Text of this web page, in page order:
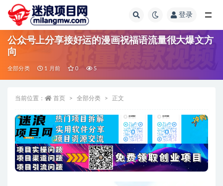
登录
公众号上分享接好运的漫画祝福语流量很大爆文方
向
全部分类 1 月前 0 5
当前位置： 首页 全部分类 正文
全部